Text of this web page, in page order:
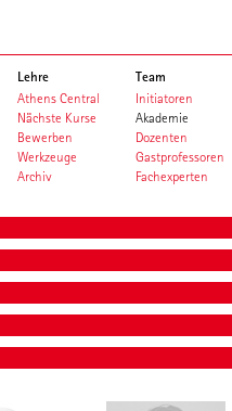
Lehre
Athens Central
Nächste Kurse
Bewerben
Werkzeuge
Archiv
Team
Initiatoren
Akademie
Dozenten
Gastprofessoren
Fachexperten